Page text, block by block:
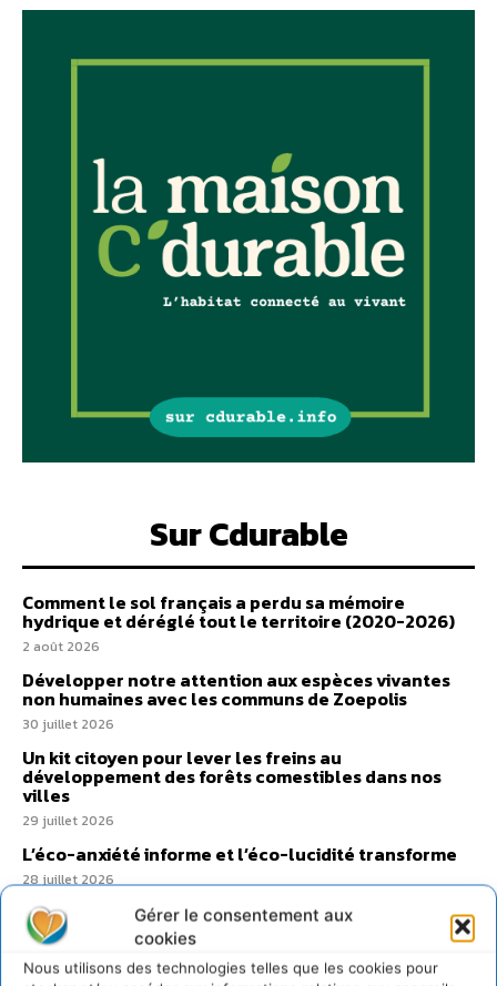
Gérer le consentement aux
cookies
Nous utilisons des technologies telles que les cookies pour
Sur Cdurable
Comment le sol français a perdu sa mémoire
hydrique et déréglé tout le territoire (2020-2026)
2 août 2026
Développer notre attention aux espèces vivantes
non humaines avec les communs de Zoepolis
30 juillet 2026
Un kit citoyen pour lever les freins au
développement des forêts comestibles dans nos
villes
29 juillet 2026
L’éco-anxiété informe et l’éco-lucidité transforme
28 juillet 2026
7 indicateurs pour des villes résilientes et durables,
adaptées au changement climatique
27 juillet 2026